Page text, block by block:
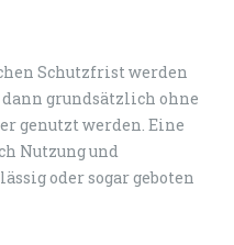
Schutzfrist werden
grundsätzlich ohne
genutzt werden. Eine
Nutzung und
oder sogar geboten